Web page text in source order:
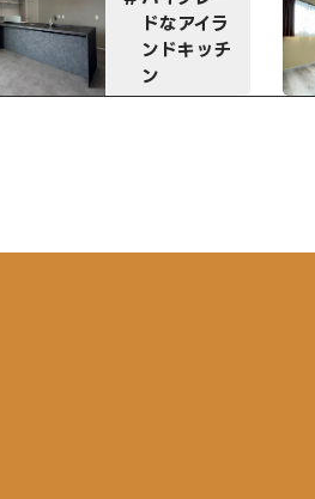
部屋ごと
色替えし